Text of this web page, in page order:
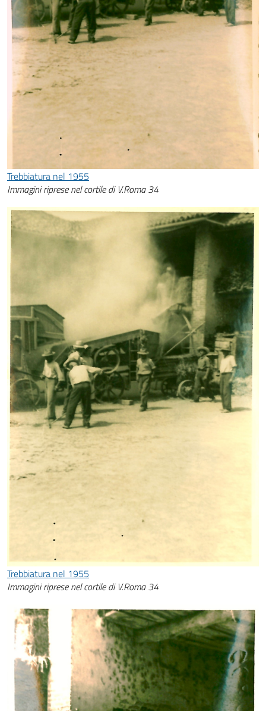
Trebbiatura nel 1955
Immagini riprese nel cortile di V.Roma 34
Trebbiatura nel 1955
Immagini riprese nel cortile di V.Roma 34